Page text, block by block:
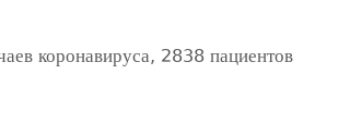
коронавируса, 2838 пациентов